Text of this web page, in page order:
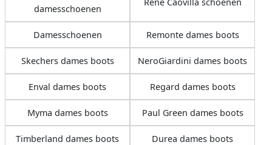
damesschoenen
René Caovilla schoenen
Damesschoenen Remonte dames boots
Skechers dames boots NeroGiardini dames boots
Enval dames boots Regard dames boots
Myma dames boots Paul Green dames boots
Timberland dames boots Durea dames boots